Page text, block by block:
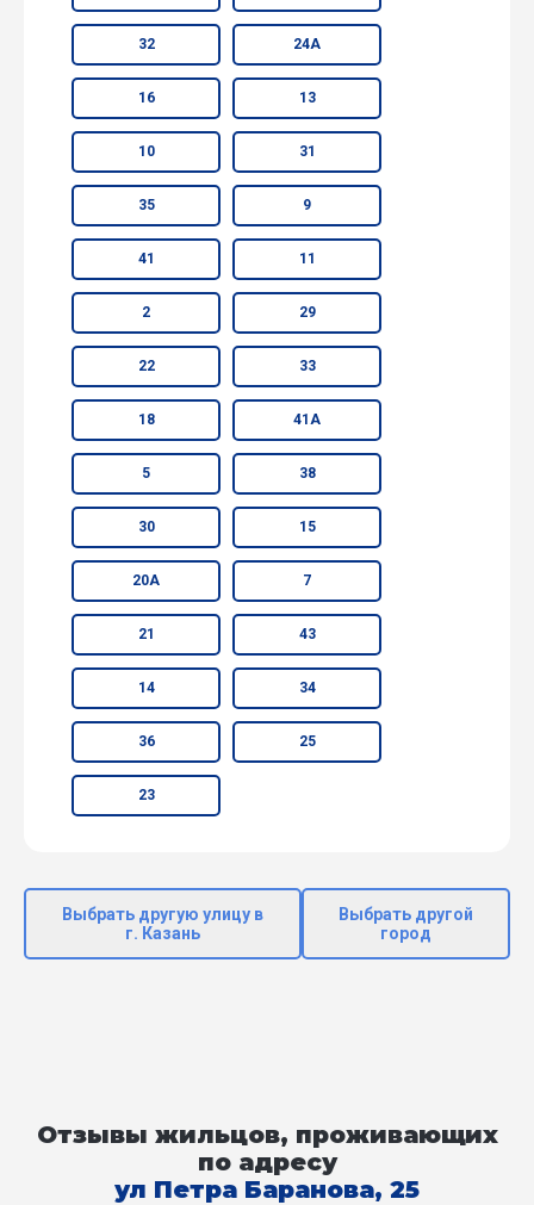
32 24А
16 13
10 31
35 9
41 11
2 29
22 33
18 41А
5 38
30 15
20А 7
21 43
14 34
36 25
23
Выбрать другую улицу в
г. Казань
Выбрать другой
город
Отзывы жильцов, проживающих
по адресу
ул Петра Баранова, 25